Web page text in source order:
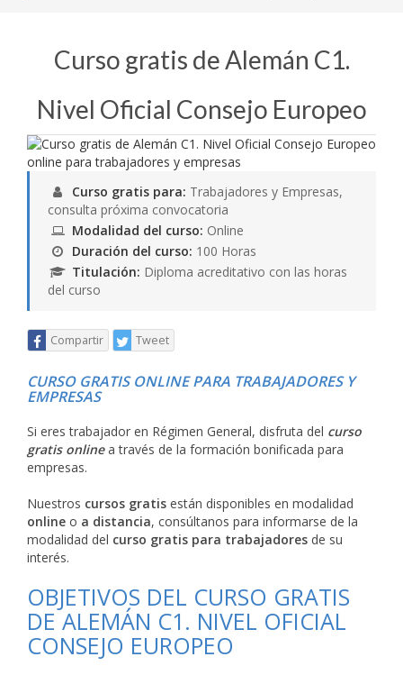
Curso gratis de Alemán C1.
Nivel Oficial Consejo Europeo
Curso gratis para: Trabajadores y Empresas,
consulta próxima convocatoria
Modalidad del curso: Online
Duración del curso: 100 Horas
Titulación: Diploma acreditativo con las horas
del curso
Compartir Tweet
CURSO GRATIS ONLINE PARA TRABAJADORES Y
EMPRESAS
Si eres trabajador en Régimen General, disfruta del curso
gratis onlinea través de la formación bonificada para
empresas.
Nuestros cursos gratis están disponibles en modalidad
online o a distancia, consúltanos para informarse de la
modalidad del curso gratis para trabajadores de su
interés.
OBJETIVOS DEL CURSO GRATIS
DE ALEMÁN C1. NIVEL OFICIAL
CONSEJO EUROPEO